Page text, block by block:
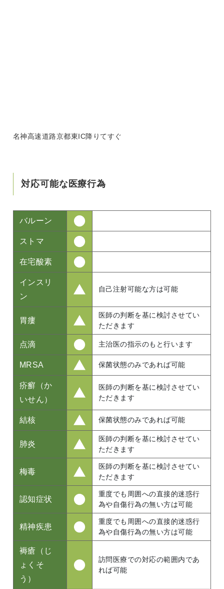
名神高速道路京都東IC降りてすぐ
対応可能な医療行為
バルーン
ストマ
在宅酸素
インスリ
ン
自己注射可能な方は可能
胃瘻
医師の判断を基に検討させてい
ただきます
点滴 主治医の指示のもと行います
MRSA 保菌状態のみであれば可能
疥癬（か
いせん）
医師の判断を基に検討させてい
ただきます
結核 保菌状態のみであれば可能
肺炎
医師の判断を基に検討させてい
ただきます
梅毒
医師の判断を基に検討させてい
ただきます
認知症状
重度でも周囲への直接的迷惑行
為や自傷行為の無い方は可能
精神疾患
重度でも周囲への直接的迷惑行
為や自傷行為の無い方は可能
褥瘡（じ
ょくそ
う）
訪問医療での対応の範囲内であ
れば可能